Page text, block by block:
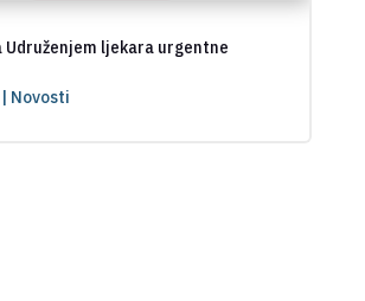
Udruženjem ljekara urgentne
Novosti